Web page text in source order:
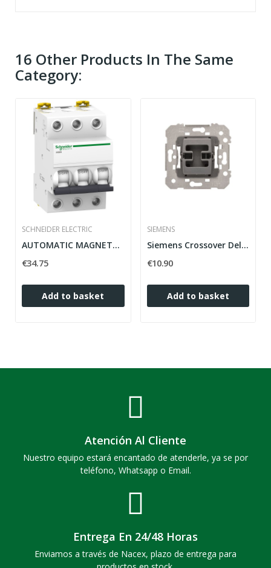
16 Other Products In The Same
Category:
SCHNEIDER ELECTRIC
AUTOMATIC MAGNETOTERMICO A9K17310 3P 10A IK60N...
€34.75
Add to basket
SIEMENS
Siemens Crossover Delta series Miró in white...
€10.90
Add to basket
Atención Al Cliente
Nuestro equipo estará encantado de atenderle, ya se por
teléfono, Whatsapp o Email.
Entrega En 24/48 Horas
Enviamos a través de Nacex, plazo de entrega para